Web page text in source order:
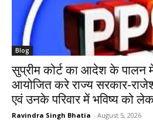
Blog
सुप्रीम कोर्ट का आदेश के पालन में
आयोजित करे राज्य सरकार-राजेश
एवं उनके परिवार में भविष्य को
Ravindra Singh Bhatia - August 5, 2026